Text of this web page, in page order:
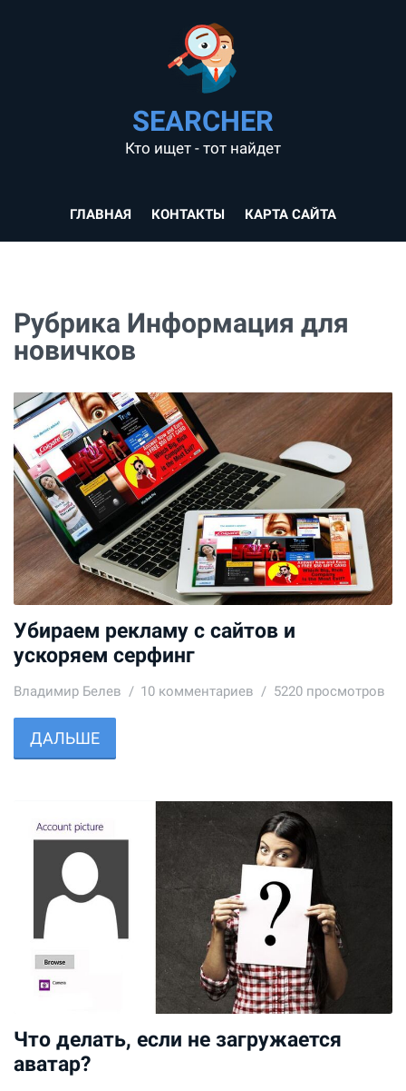
SEARCHER
Кто ищет - тот найдет
ГЛАВНАЯ КОНТАКТЫ КАРТА САЙТА
Рубрика Информация для
новичков
Убираем рекламу с сайтов и
ускоряем серфинг
Владимир Белев 10 комментариев 5220 просмотров
ДАЛЬШЕ
Что делать, если не загружается
аватар?